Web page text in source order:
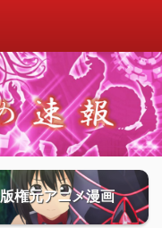
版権元アニメ漫画